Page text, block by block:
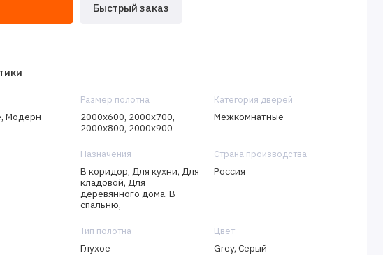
Быстрый заказ
Модерн
Размер полотна
2000х600, 2000х700,
2000х800, 2000х900
Категория дверей
Межкомнатные
Назначения
В коридор, Для кухни, Для
кладовой, Для
деревянного дома, В
спальню,
Страна производства
Россия
Тип полотна
Глухое
Цвет
Grey, Серый